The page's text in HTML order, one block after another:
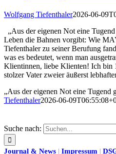
Wolfgang Tiefenthaler2026-06-
„Aus der eigenen Not eine
Leben die Bahnen vorgibt: Wie
Tiefenthaler zu seiner Berufung
was es bedeutet, wenn man
Klientinnen, liebe Klienten! Ich bin
stolzer Vater zweier äußerst
„Aus der eigenen Not eine Tugend
Tiefenthaler2026-06-
Suche nach:
Journal & News | Impressum |